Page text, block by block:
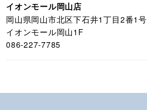
イオンモール岡山店
岡山県岡山市北区下石井1丁目2番1号
イオンモール岡山1F
086-227-7785